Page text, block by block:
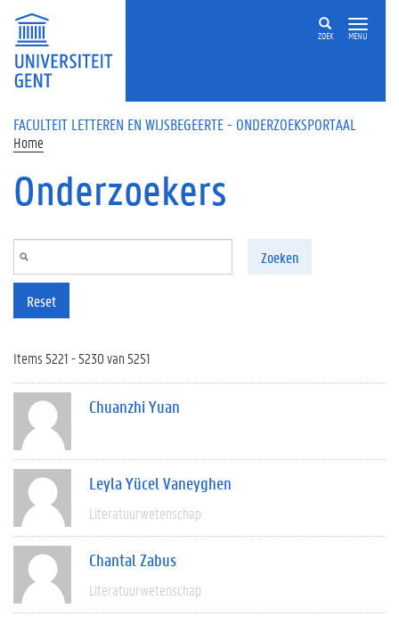
Overslaan en naar de inhoud gaan
ZOEK MENU
FACULTEIT LETTEREN EN WIJSBEGEERTE - ONDERZOEKSPORTAAL
Home
Onderzoekers
Zoeken
Reset
Items 5221 - 5230 van 5251
Chuanzhi Yuan
Leyla Yücel Vaneyghen
Literatuurwetenschap
Chantal Zabus
Literatuurwetenschap